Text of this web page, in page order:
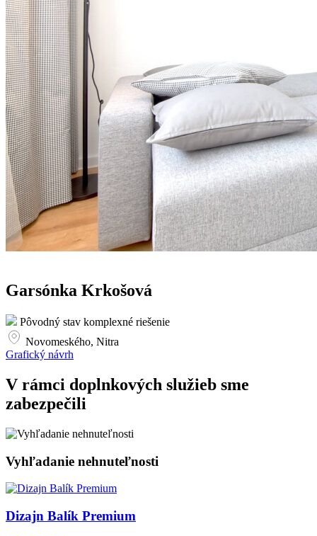
Garsónka Krkošová
Pôvodný stav komplexné riešenie
Novomeského, Nitra
Grafický návrh
V rámci doplnkových služieb sme
zabezpečili
Vyhľadanie nehnuteľnosti
Dizajn Balík Premium